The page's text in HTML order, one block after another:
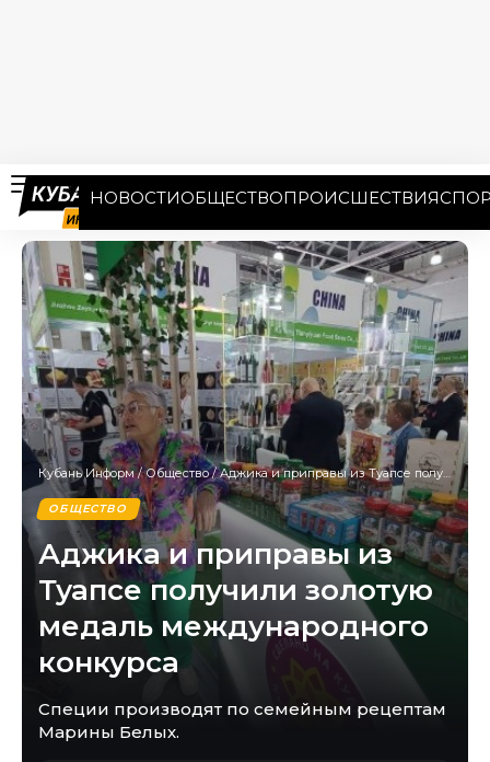
НОВОСТИОБЩЕСТВОПРОИСШЕСТВИЯ
Кубань Информ/Общество/Аджика и приправы из Туапсе получили золотую медаль международного конкурса
ОБЩЕСТВО
Аджика и приправы из
Туапсе получили золотую
медаль международного
конкурса
Специи производят по семейным рецептам
Марины Белых.